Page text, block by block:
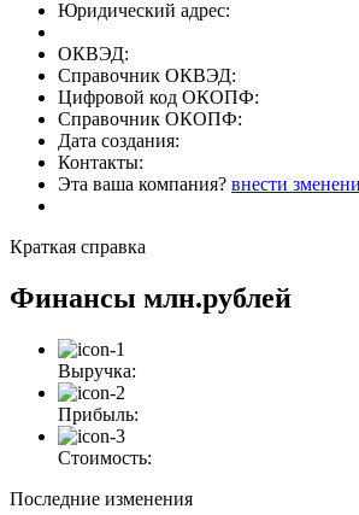
Юридический адрес:
ОКВЭД:
Справочник ОКВЭД:
Цифровой код ОКОПФ:
Справочник ОКОПФ:
Дата создания:
Контакты:
Эта ваша компания? внести
Краткая справка
Финансы млн.рублей
Выручка:
Прибыль:
Стоимость:
Последние изменения